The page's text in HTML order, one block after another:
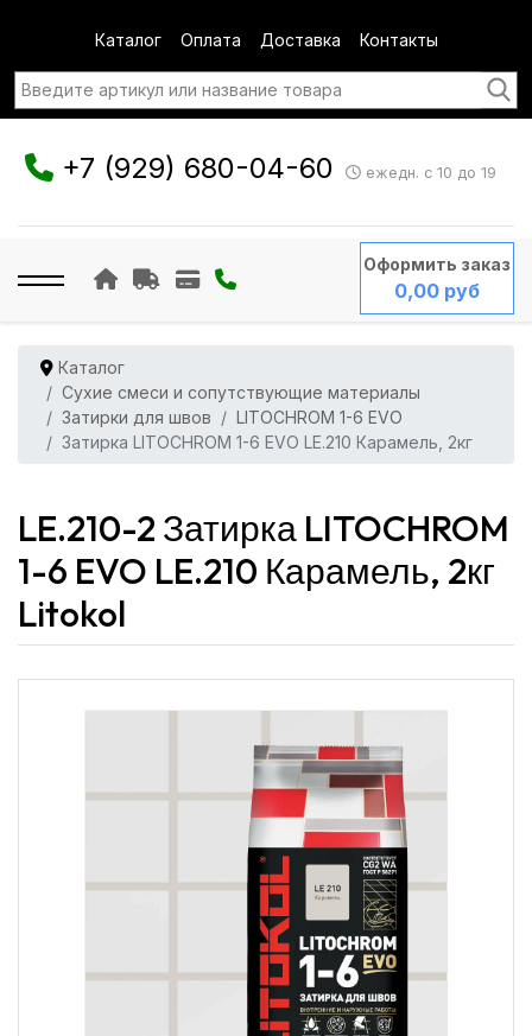
Каталог Оплата Доставка Контакты
+7 (929) 680-04-60 ежедн. с 10 до 19
Оформить заказ
0,00 руб
Каталог
Сухие смеси и сопутствующие материалы
Затирки для швов
LITOCHROM 1-6 EVO
Затирка LITOCHROM 1-6 EVO LE.210 Карамель, 2кг
LE.210-2 Затирка LITOCHROM
1-6 EVO LE.210 Карамель, 2кг
Litokol